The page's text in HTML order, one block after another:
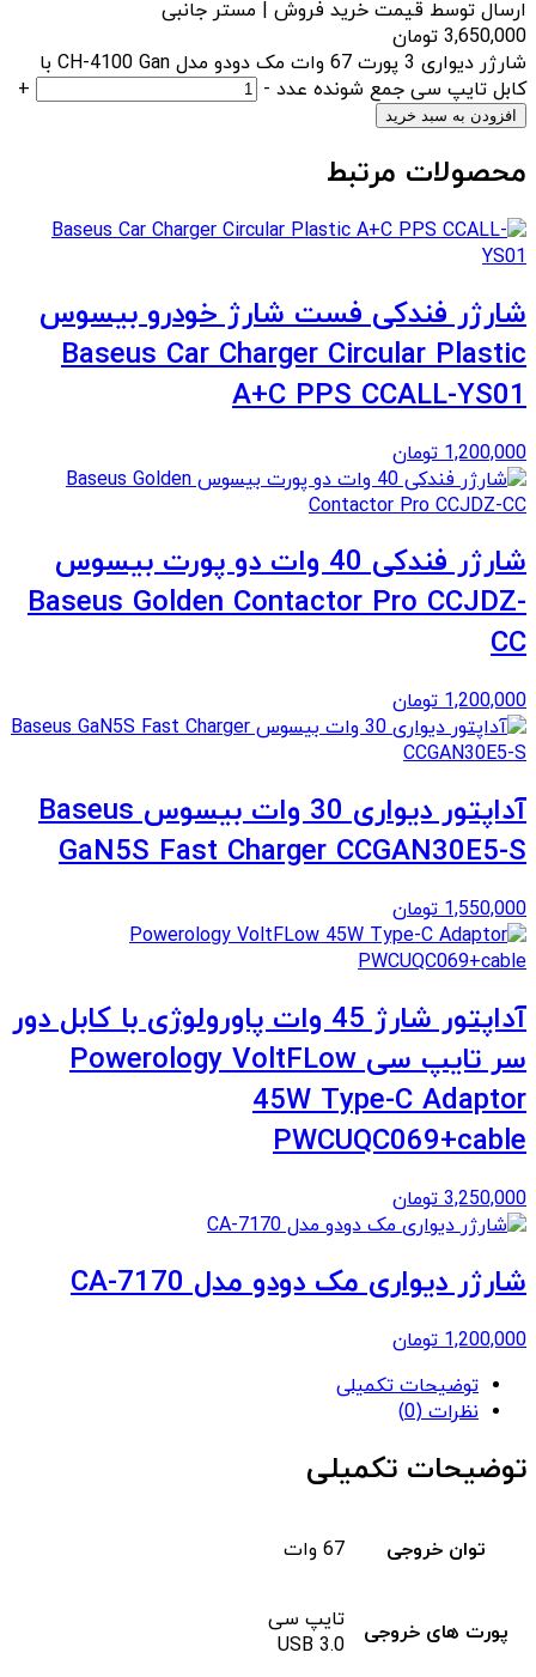
ارسال توسط قیمت خرید فروش | مستر جانبی
3,650,000 تومان
شارژر دیواری 3 پورت 67 وات مک دودو مدل CH-4100 Gan با
کابل تایپ سی جمع شونده عدد -
+
افزودن به سبد خرید
محصولات مرتبط
شارژر فندکی فست شارژ خودرو بیسوس
Baseus Car Charger Circular Plastic
A+C PPS CCALL-YS01
1,200,000 تومان
شارژر فندکی 40 وات دو پورت بیسوس
Baseus Golden Contactor Pro CCJDZ-
CC
1,200,000 تومان
آداپتور دیواری 30 وات بیسوس Baseus
GaN5S Fast Charger CCGAN30E5-S
1,550,000 تومان
آداپتور شارژ 45 وات پاورولوژی با کابل دور
سر تایپ سی Powerology VoltFLow
45W Type-C Adaptor
PWCUQC069+cable
3,250,000 تومان
شارژر دیواری مک دودو مدل CA-7170
1,200,000 تومان
توضیحات تکمیلی
نظرات (0)
توضیحات تکمیلی
توان خروجی 67 وات
پورت های خروجی
تایپ سی
USB 3.0